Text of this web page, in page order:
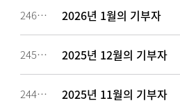
246784 2026년 1월의 기부자
245319 2025년 12월의 기부자
244477 2025년 11월의 기부자